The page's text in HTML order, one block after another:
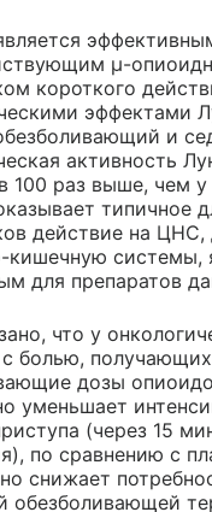
μ-
короткого
эффектами
и
активность
100 раз выше, чем
типичное
действие на
кишечную системы,
для препаратов
что у
с болью,
дозы
уменьшает
(через 15
по сравнению с
снижает
обезболивающей